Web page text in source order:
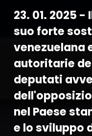
23. 01. 2025
suo forte
venezuelana
autoritarie
deputati
nel Paese
e lo sviluppo